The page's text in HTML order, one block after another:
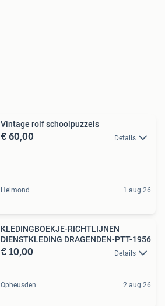
Vintage rolf schoolpuzzels
€ 60,00 Details
Helmond 1 aug 26
KLEDINGBOEKJE-RICHTLIJNEN
DIENSTKLEDING DRAGENDEN-PTT-1956
€ 10,00 Details
Opheusden 2 aug 26